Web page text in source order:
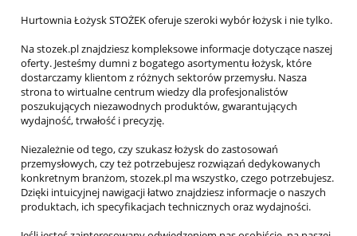
Hurtownia Łożysk STOŻEK oferuje szeroki wybór łożysk i nie tylko.
Na stozek.pl znajdziesz kompleksowe informacje dotyczące naszej
oferty. Jesteśmy dumni z bogatego asortymentu łożysk, które
dostarczamy klientom z różnych sektorów przemysłu. Nasza
strona to wirtualne centrum wiedzy dla profesjonalistów
poszukujących niezawodnych produktów, gwarantujących
wydajność, trwałość i precyzję.
Niezależnie od tego, czy szukasz łożysk do zastosowań
przemysłowych, czy też potrzebujesz rozwiązań dedykowanych
konkretnym branżom, stozek.pl ma wszystko, czego potrzebujesz.
Dzięki intuicyjnej nawigacji łatwo znajdziesz informacje o naszych
produktach, ich specyfikacjach technicznych oraz wydajności.